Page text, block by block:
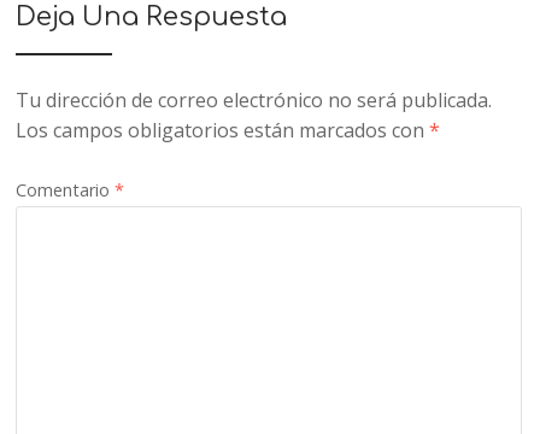
Deja Una Respuesta
Tu dirección de correo electrónico no será publicada.
Los campos obligatorios están marcados con*
Comentario*